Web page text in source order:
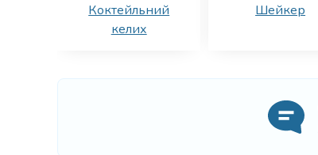
Коктейльний
келих
Шейкер